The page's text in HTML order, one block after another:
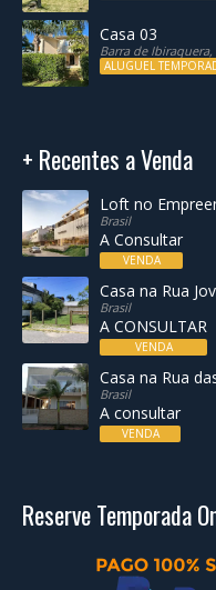
Casa 03
Barra de Ibiraquera,
ALUGUEL
+ Recentes a Venda
Loft no
Brasil
A Consultar
VENDA
Casa na Rua
Brasil
A CONSULTAR
VENDA
Casa na Rua
Brasil
A consultar
VENDA
Reserve Temporada